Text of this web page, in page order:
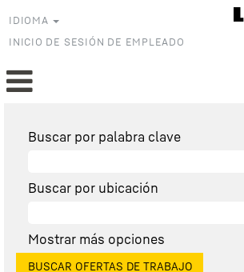
IDIOMA
INICIO DE SESIÓN DE EMPLEADO
Buscar por palabra clave
Buscar por ubicación
Mostrar más opciones